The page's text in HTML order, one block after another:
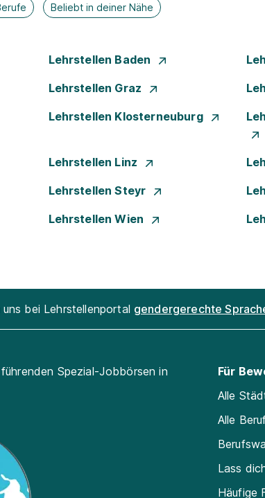
Beliebt in deiner Nähe
Lehrstellen Baden
Lehrstellen Graz
Lehrstellen Klosterneuburg
Lehrstellen Linz
Lehrstellen Steyr
Lehrstellen Wien
bei Lehrstellenportal gendergerechte
Spezial-Jobbörsen in
Für
Alle
Alle
Lass
Häufige